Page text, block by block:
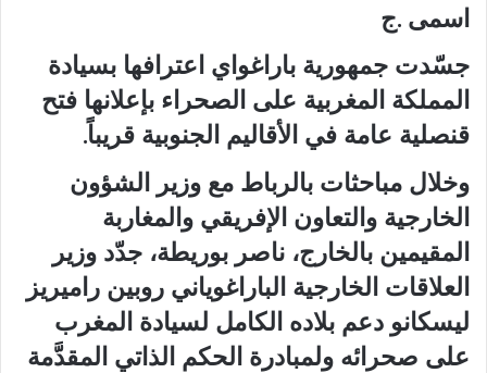
اسمى .ج
جسّدت جمهورية باراغواي اعترافها بسيادة
المملكة المغربية على الصحراء بإعلانها فتح
قنصلية عامة في الأقاليم الجنوبية قريباً.
وخلال مباحثات بالرباط مع وزير الشؤون
الخارجية والتعاون الإفريقي والمغاربة
المقيمين بالخارج، ناصر بوريطة، جدّد وزير
العلاقات الخارجية الباراغوياني روبين راميريز
ليسكانو دعم بلاده الكامل لسيادة المغرب
على صحرائه ولمبادرة الحكم الذاتي المقدَّمة